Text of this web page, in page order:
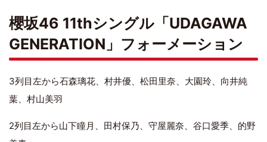
櫻坂46 11thシングル「UDAGAWA
GENERATION」フォーメーション
3列目左から石森璃花、村井優、松田里奈、大園玲、向井純
葉、村山美羽
2列目左から山下瞳月、田村保乃、守屋麗奈、谷口愛季、的野